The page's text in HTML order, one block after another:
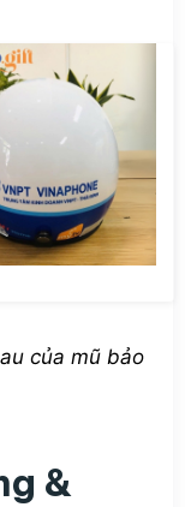
của mũ bảo
&